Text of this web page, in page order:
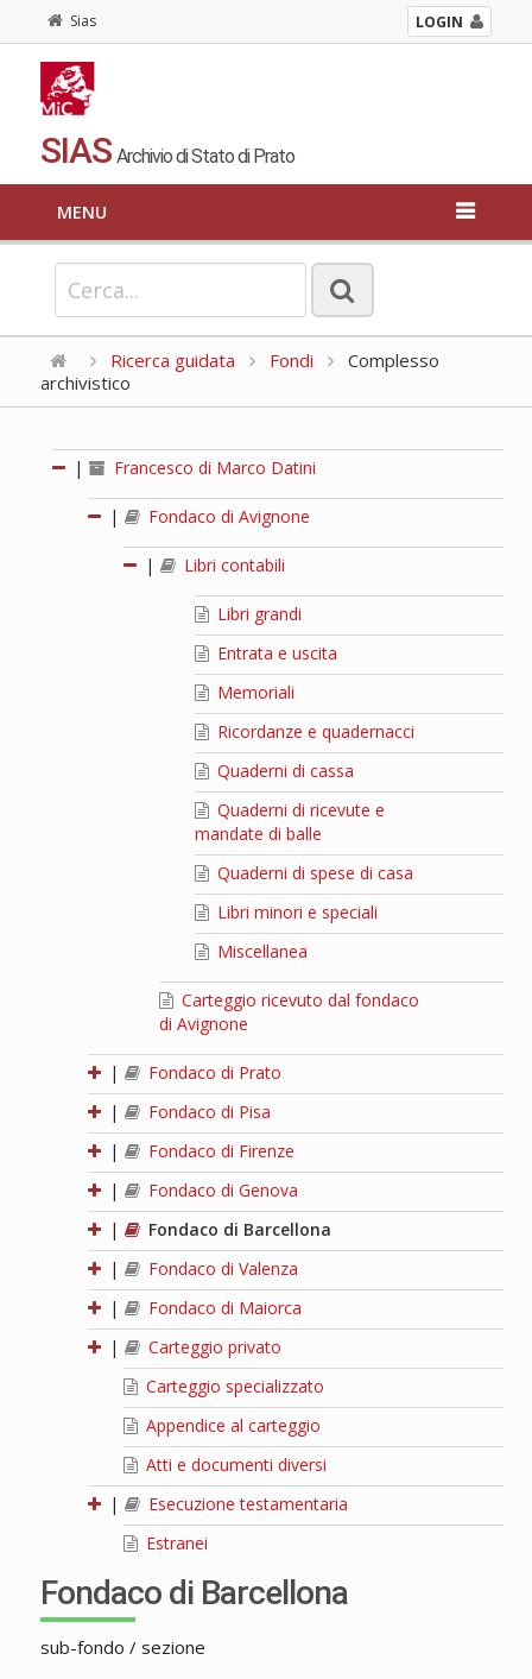
Sias LOGIN
SIAS Archivio di Stato di Prato
MENU
Ricerca guidata Fondi
Complesso
archivistico
| Francesco di Marco Datini
| Fondaco di Avignone
| Libri contabili
Libri grandi
Entrata e uscita
Memoriali
Ricordanze e quadernacci
Quaderni di cassa
Quaderni di ricevute e
mandate di balle
Quaderni di spese di casa
Libri minori e speciali
Miscellanea
Carteggio ricevuto dal fondaco
di Avignone
|
Fondaco di Prato
|
Fondaco di Pisa
|
Fondaco di Firenze
|
Fondaco di Genova
|
Fondaco di Barcellona
|
Fondaco di Valenza
|
Fondaco di Maiorca
|
Carteggio privato
Carteggio specializzato
Appendice al carteggio
Atti e documenti diversi
|
Esecuzione testamentaria
Estranei
Fondaco di Barcellona
sub-fondo / sezione